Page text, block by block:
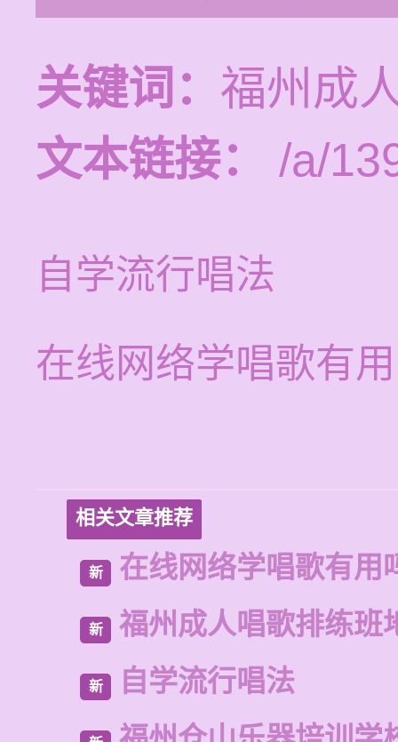
关键词： 福州成
文本链接：
/a/
自学流行唱法
在线网络学唱歌有
相关文章推荐
新 在线网络学唱歌有用
新 福州成人唱歌排练班
新 自学流行唱法